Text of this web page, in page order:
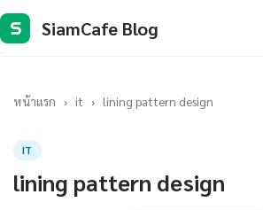
S SiamCafe Blog
หน้าแรก › it › lining pattern design
IT
lining pattern design